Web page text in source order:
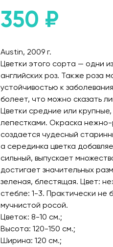
350 ₽
Austin, 2009 г.
Цветки этого сорта — одни
английских роз. Также роза
устойчивостью к
болеет, что можно сказать
Цветки средние или
лепестками. Окраска нежно-
создается чудесный
а серединка цветка
сильный, выпускает
достигает значительных
зеленая, блестящая. Цвет:
стебле: 1-3. Практически не
мучнистой росой.
Цветок: 8-10 см.;
Высота: 120-150 см.;
Ширина: 120 см.;